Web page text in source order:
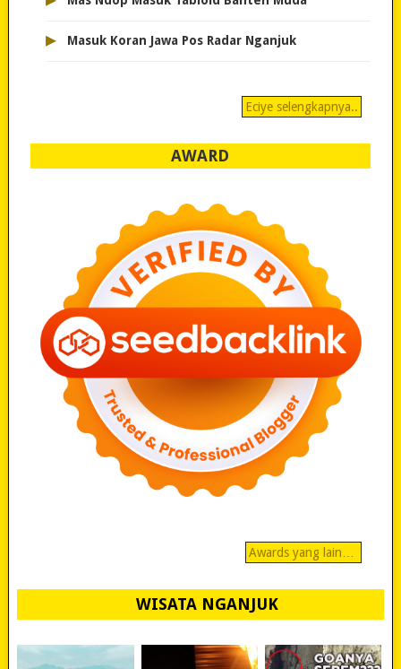
▸ Masuk Koran Jawa Pos Radar Nganjuk
Eciye selengkapnya..
AWARD
Awards yang lain…
WISATA NGANJUK